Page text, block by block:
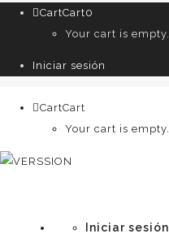
CartCart0
Your cart is empty.
Iniciar sesión
CartCart
Your cart is empty.
Iniciar sesión